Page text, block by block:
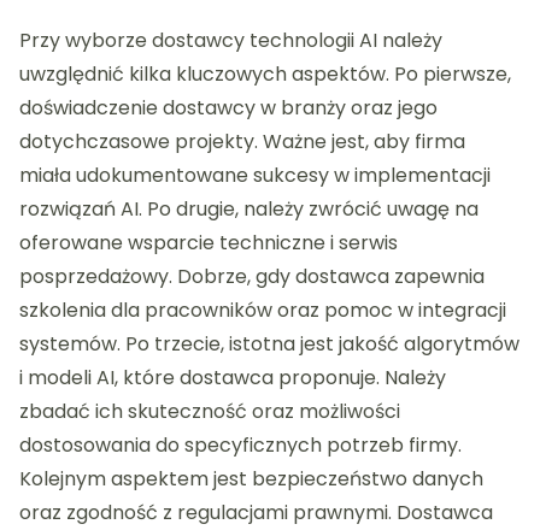
Przy wyborze dostawcy technologii AI należy
uwzględnić kilka kluczowych aspektów. Po pierwsze,
doświadczenie dostawcy w branży oraz jego
dotychczasowe projekty. Ważne jest, aby firma
miała udokumentowane sukcesy w implementacji
rozwiązań AI. Po drugie, należy zwrócić uwagę na
oferowane wsparcie techniczne i serwis
posprzedażowy. Dobrze, gdy dostawca zapewnia
szkolenia dla pracowników oraz pomoc w integracji
systemów. Po trzecie, istotna jest jakość algorytmów
i modeli AI, które dostawca proponuje. Należy
zbadać ich skuteczność oraz możliwości
dostosowania do specyficznych potrzeb firmy.
Kolejnym aspektem jest bezpieczeństwo danych
oraz zgodność z regulacjami prawnymi. Dostawca